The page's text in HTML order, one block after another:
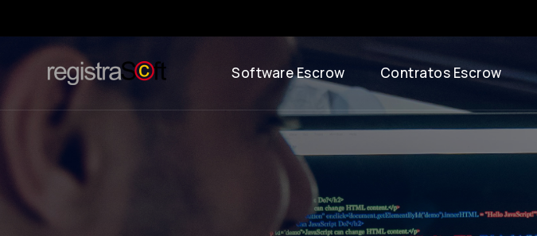
Software Escrow Contratos Escrow